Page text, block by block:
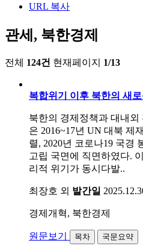
URL 복사
관세, 북한경제
전체 124건 현재페이지 1/13
복합위기 이후 북한의 새
북한의 경제정책과 대내
은 2016~17년 UN 대북 제
렬, 2020년 코로나19 국경
고립 국면에 직면하였다.
리적 위기가 동시다발..
최장호 외 발간일
경제개혁, 북한경제
원문보기 목차 국문요약